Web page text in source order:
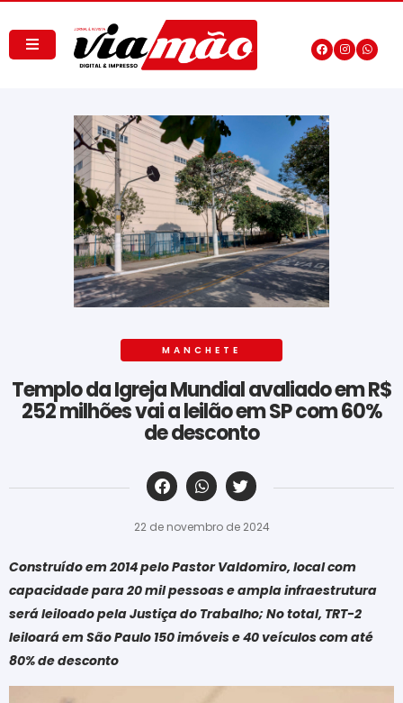
MANCHETE
Templo da Igreja Mundial avaliado em R$
252 milhões vai a leilão em SP com 60%
de desconto
‎ ‎ ‎ ‎ ‎ ‎ ‎ ‎ ‎ ‎ ‎ ‎ ‎ ‎ ‎ ‎ ‎ ‎ ‎ ‎ ‎ ‎ ‎ ‎ ‎ ‎ ‎ ‎ ‎ ‎ ‎
22 de novembro de 2024
Construído em 2014 pelo Pastor Valdomiro, local com
capacidade para 20 mil pessoas e ampla infraestrutura
será leiloado pela Justiça do Trabalho; No total, TRT-2
leiloará em São Paulo 150 imóveis e 40 veículos com até
80% de desconto